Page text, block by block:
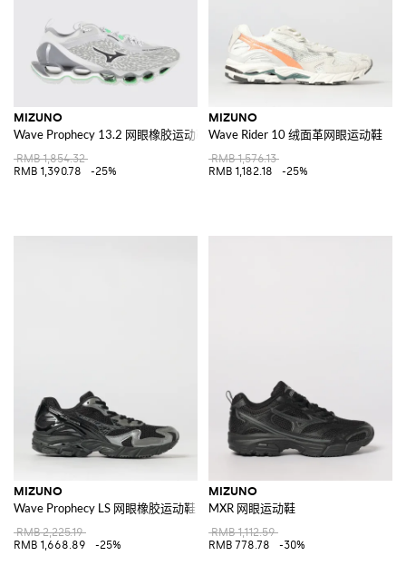
MIZUNO
Wave Prophecy 13.2 网眼橡胶运动鞋
RMB 1,854.32
RMB 1,390.78
-25%
MIZUNO
Wave Rider 10 绒面革网眼运动鞋
RMB 1,576.13
RMB 1,182.18
-25%
MIZUNO
Wave Prophecy LS 网眼橡胶运动鞋
RMB 2,225.19
RMB 1,668.89
-25%
MIZUNO
MXR 网眼运动鞋
RMB 1,112.59
RMB 778.78
-30%